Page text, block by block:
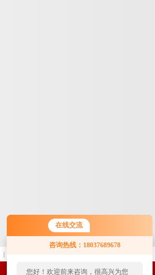
在线交流
咨询热线：18037689678
您好！欢迎前来咨询，很高兴为您